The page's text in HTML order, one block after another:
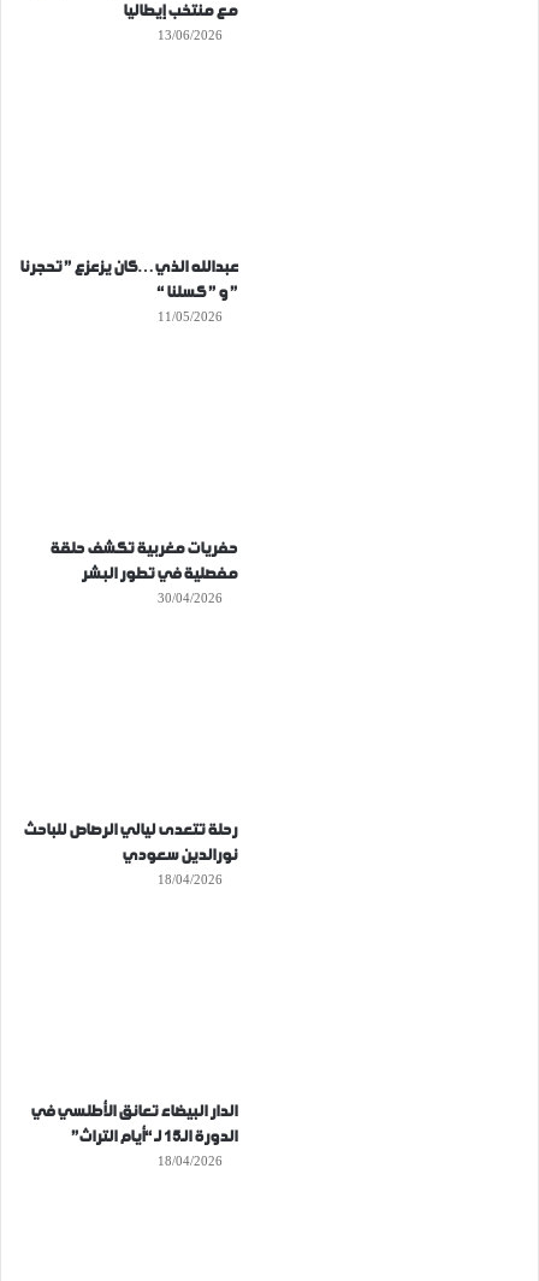
مع منتخب إيطاليا
13/06/2026
عبدالله الذي…كان يزعزع ” تحجرنا
” و ” كسلنا “
11/05/2026
حفريات مغربية تكشف حلقة
مفصلية في تطور البشر
30/04/2026
رحلة تتعدى ليالي الرصاص للباحث
نورالدين سعودي
18/04/2026
الدار البيضاء تعانق الأطلسي في
الدورة الـ15 لـ “أيام التراث”
18/04/2026